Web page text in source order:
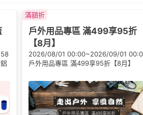
滿額折
戶外用品專區 滿499享95折
【8月】
2026/08/01 00:00~2026/09/01
戶外用品專區 滿499享95折【8月】